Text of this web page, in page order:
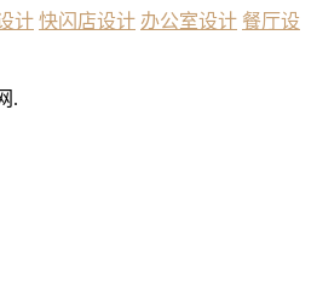
计 快闪店设计 办公室设计 餐厅设
.